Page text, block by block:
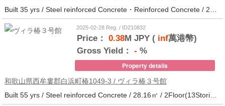
2025-02-28 Reg. / ID210832
Price： 0.38M JPY (inf萬港幣)
Gross Yield： - %
Property details
和歌山県西牟婁郡白浜町椿1049-3 / ヴィラ椿３号館
Built 55 yrs / Steel reinforced Concrete / 28.16㎡ / 2Floor(13Stories) / 73Units / Distance from the station.20